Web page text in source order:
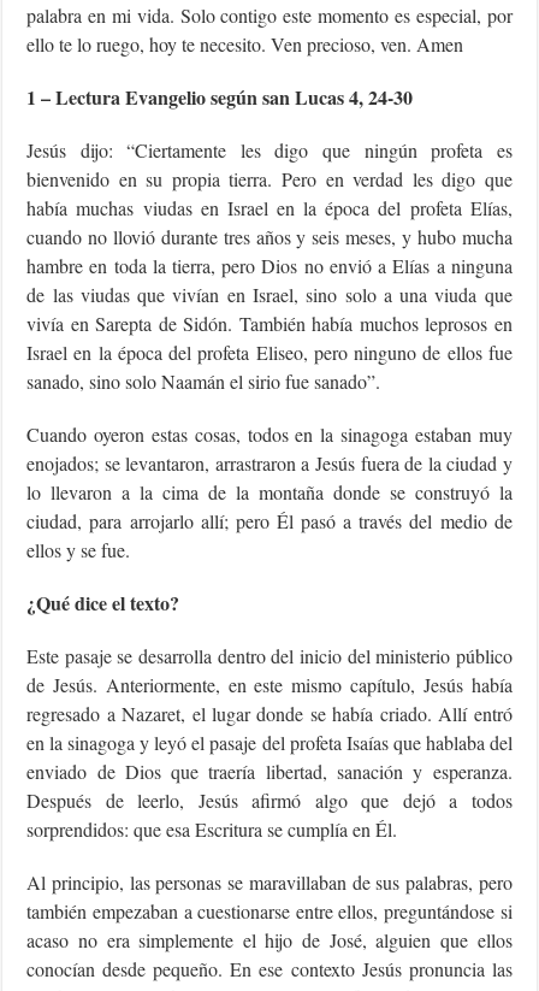
palabra en mi vida. Solo contigo este momento es especial, por
ello te lo ruego, hoy te necesito. Ven precioso, ven. Amen
1 – Lectura Evangelio según san Lucas 4, 24-30
Jesús dijo: “Ciertamente les digo que ningún profeta es
bienvenido en su propia tierra. Pero en verdad les digo que
había muchas viudas en Israel en la época del profeta Elías,
cuando no llovió durante tres años y seis meses, y hubo mucha
hambre en toda la tierra, pero Dios no envió a Elías a ninguna
de las viudas que vivían en Israel, sino solo a una viuda que
vivía en Sarepta de Sidón. También había muchos leprosos en
Israel en la época del profeta Eliseo, pero ninguno de ellos fue
sanado, sino solo Naamán el sirio fue sanado”.
Cuando oyeron estas cosas, todos en la sinagoga estaban muy
enojados; se levantaron, arrastraron a Jesús fuera de la ciudad y
lo llevaron a la cima de la montaña donde se construyó la
ciudad, para arrojarlo allí; pero Él pasó a través del medio de
ellos y se fue.
¿Qué dice el texto?
Este pasaje se desarrolla dentro del inicio del ministerio público
de Jesús. Anteriormente, en este mismo capítulo, Jesús había
regresado a Nazaret, el lugar donde se había criado. Allí entró
en la sinagoga y leyó el pasaje del profeta Isaías que hablaba del
enviado de Dios que traería libertad, sanación y esperanza.
Después de leerlo, Jesús afirmó algo que dejó a todos
sorprendidos: que esa Escritura se cumplía en Él.
Al principio, las personas se maravillaban de sus palabras, pero
también empezaban a cuestionarse entre ellos, preguntándose si
acaso no era simplemente el hijo de José, alguien que ellos
conocían desde pequeño. En ese contexto Jesús pronuncia las